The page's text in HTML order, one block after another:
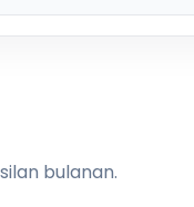
bulanan.